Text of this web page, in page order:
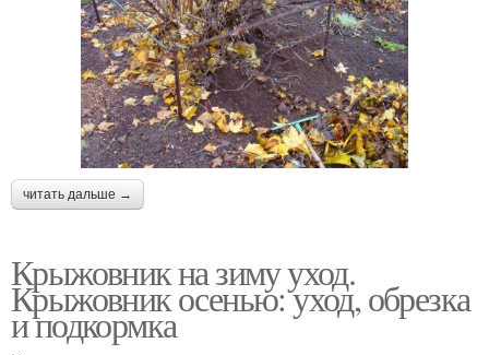
читать дальше →
Крыжовник на зиму уход.
Крыжовник осенью: уход, обрезка
и подкормка